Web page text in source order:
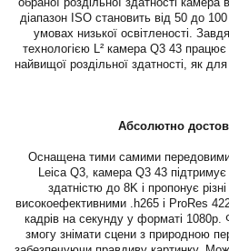
діапазон ISO становить від 50 до
умовах низької освітленості.
технологією L² камера Q3 43
найвищої роздільної здатності, як
Абсолютно
Оснащена тими самими
Leica Q3, камера Q3 43
здатністю до 8K і пропонує
високоефективними .h265 і ProRes
кадрів на секунду у форматі
змогу знімати сцени з природною